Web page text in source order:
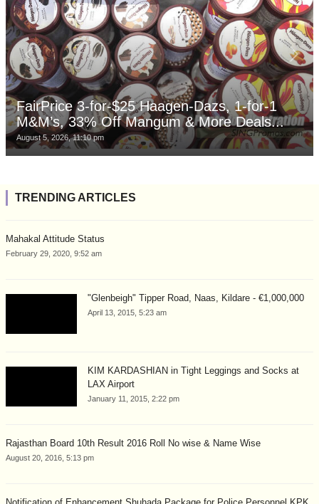
FairPrice 3-for-$25 Haagen-Dazs, 1-for-1
M&M’s, 33% Off Mangum & More Deals...
August 5, 2026, 11:10 pm
TRENDING ARTICLES
Mahakal Attitude Status
February 29, 2020, 9:52 am
"Glenbeigh" Tipper Road, Naas, Kildare - €1,000,000
April 13, 2015, 5:23 am
KIM KARDASHIAN in Tight Leggings and Socks at
LAX Airport
January 11, 2015, 2:22 pm
Rajasthan Board 10th Result 2016 Roll No wise & Name Wise
August 20, 2016, 5:13 pm